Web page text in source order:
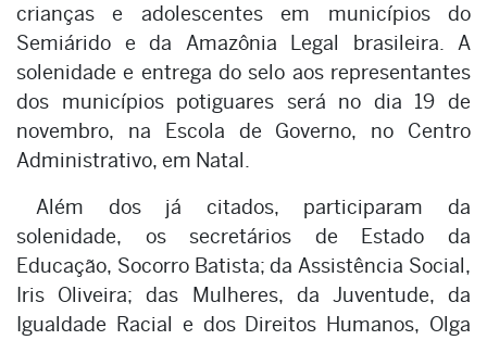
crianças e adolescentes em municípios do
Semiárido e da Amazônia Legal brasileira. A
solenidade e entrega do selo aos representantes
dos municípios potiguares será no dia 19 de
novembro, na Escola de Governo, no Centro
Administrativo, em Natal.
Além dos já citados, participaram da
solenidade, os secretários de Estado da
Educação, Socorro Batista; da Assistência Social,
Iris Oliveira; das Mulheres, da Juventude, da
Igualdade Racial e dos Direitos Humanos, Olga